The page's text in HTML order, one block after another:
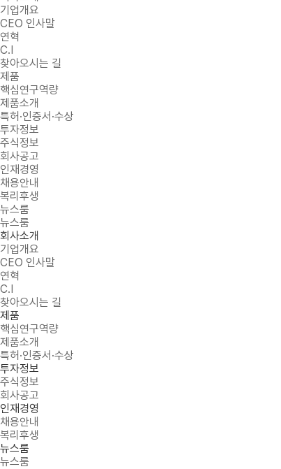
기업개요
CEO 인사말
연혁
C.I
찾아오시는 길
제품
핵심연구역량
제품소개
특허·인증서·수상
투자정보
주식정보
회사공고
인재경영
채용안내
복리후생
뉴스룸
뉴스룸
회사소개
기업개요
CEO 인사말
연혁
C.I
찾아오시는 길
제품
핵심연구역량
제품소개
특허·인증서·수상
투자정보
주식정보
회사공고
인재경영
채용안내
복리후생
뉴스룸
뉴스룸